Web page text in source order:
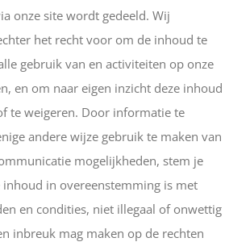
onze site wordt gedeeld. Wij
het recht voor om de inhoud te
gebruik van en activiteiten op onze
en om naar eigen inzicht deze inhoud
te weigeren. Door informatie te
andere wijze gebruik te maken van
mogelijkheden, stem je
inhoud in overeenstemming is met
en condities, niet illegaal of onwettig
inbreuk mag maken op de rechten